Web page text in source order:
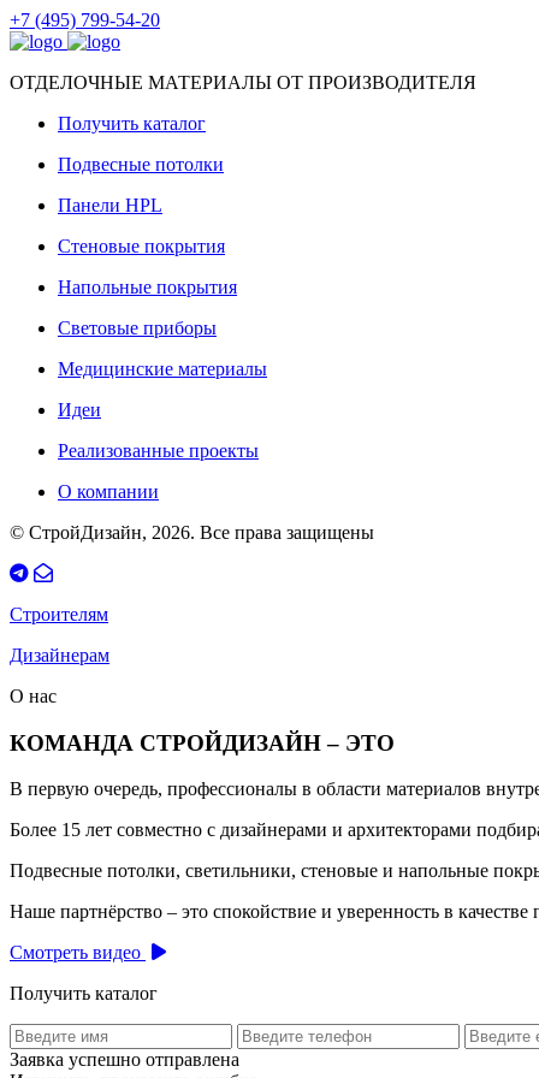
+7 (495) 799-54-20
ОТДЕЛОЧНЫЕ МАТЕРИАЛЫ ОТ ПРОИЗВОДИТЕЛЯ
Получить каталог
Подвесные потолки
Панели HPL
Стеновые покрытия
Напольные покрытия
Световые приборы
Медицинские материалы
Идеи
Реализованные проекты
О компании
© СтройДизайн, 2026. Все права защищены
Строителям
Дизайнерам
О нас
КОМАНДА СТРОЙДИЗАЙН – ЭТО
В первую очередь, профессионалы в области материалов
Более 15 лет совместно с дизайнерами и архитекторами
Подвесные потолки, светильники, стеновые и напольные
Наше партнёрство – это спокойствие и уверенность в качестве
Смотреть видео
Получить каталог
Заявка успешно отправлена